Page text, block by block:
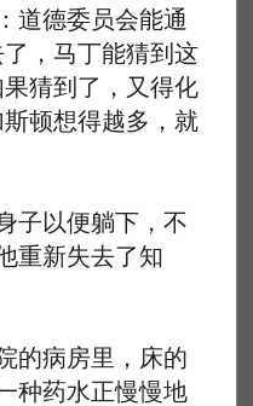
道德委员会能通
，马丁能猜到这
猜到了，又得化
顿想得越多，就
以便躺下，不
重新失去了知
病房里，床的
种药水正慢慢地